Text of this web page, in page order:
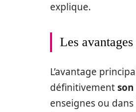
explique.
Les
L’avantage
définitivement
enseignes ou